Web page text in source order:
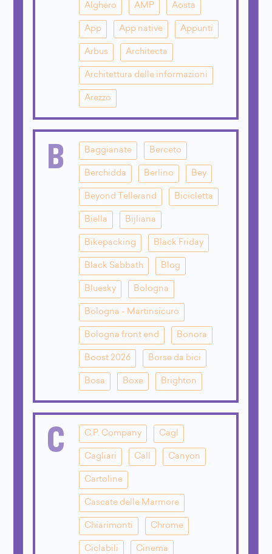
Alghero AMP Aosta
App App native Appunti
Arbus Architecta
Architettura delle informazioni
Arezzo
B Baggianate Berceto
Berchidda Berlino Bey
Beyond Tellerand Bicicletta
Biella Bijliana
Bikepacking Black Friday
Black Sabbath Blog
Bluesky Bologna
Bologna - Martinsicuro
Bologna front end Bonora
Boost 2026 Borse da bici
Bosa Boxe Brighton
C C.P. Company Cagl
Cagliari Call Canyon
Cartoline
Cascate delle Marmore
Chiarimonti Chrome
Ciclabili Cinema